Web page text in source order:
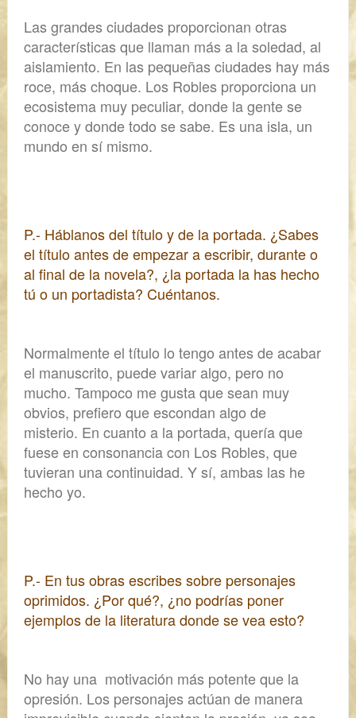
Las grandes ciudades proporcionan otras
características que llaman más a la soledad, al
aislamiento. En las pequeñas ciudades hay más
roce, más choque. Los Robles proporciona un
ecosistema muy peculiar, donde la gente se
conoce y donde todo se sabe. Es una isla, un
mundo en sí mismo.
P.- Háblanos del título y de la portada. ¿Sabes
el título antes de empezar a escribir, durante o
al final de la novela?, ¿la portada la has hecho
tú o un portadista? Cuéntanos.
Normalmenteel título lo tengo antes de acabar
el manuscrito, puede variar algo, pero no
mucho. Tampoco me gusta que sean muy
obvios, prefiero que escondan algo de
misterio. En cuanto a la portada, quería que
fuese en consonancia con Los Robles, que
tuvieran una continuidad. Y sí, ambas las he
hecho yo.
P.- En tus obras escribes sobre personajes
oprimidos. ¿Por qué?, ¿no podrías poner
ejemplos de la literatura donde se vea esto?
No hay una motivación más potente que la
opresión. Los personajes actúan de manera